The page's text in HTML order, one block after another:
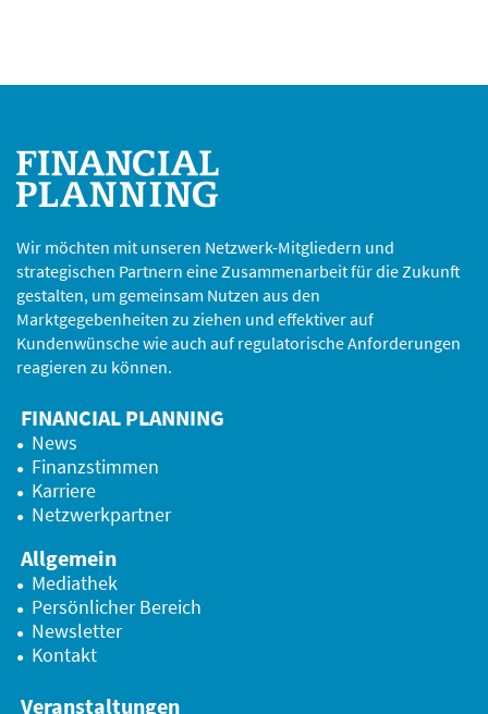
Wir möchten mit unseren Netzwerk-Mitgliedern und
strategischen Partnern eine Zusammenarbeit für die Zukunft
gestalten, um gemeinsam Nutzen aus den
Marktgegebenheiten zu ziehen und effektiver auf
Kundenwünsche wie auch auf regulatorische Anforderungen
reagieren zu können.
FINANCIAL PLANNING
News
Finanzstimmen
Karriere
Netzwerkpartner
Allgemein
Mediathek
Persönlicher Bereich
Newsletter
Kontakt
Veranstaltungen